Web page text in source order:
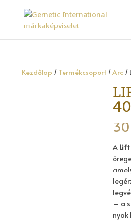
Kezdőlap / Termékcsoport /Arc/
A Lift
– a
nyak